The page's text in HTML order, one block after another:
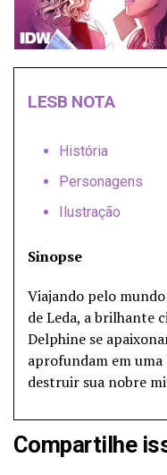
LESB NOTA
História
Personagens
Ilustração
Sinopse
Viajando pelo
de Leda, a brilhante
Delphine se
aprofundam em uma
destruir sua nobre
Compartilhe